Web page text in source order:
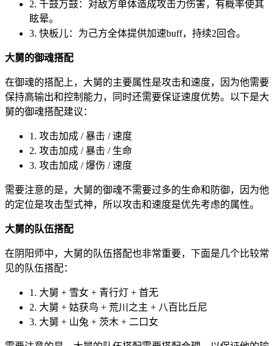
2. 千鼓万鼓：对敌方单体造成攻击力伤害，有概率使其
眩晕。
3. 快板儿：为己方全体提供加速buff，持续2回合。
大舅的御魂搭配
在御魂的搭配上，大舅的主要属性是攻击和速度，因为他需要
保持高输出和控制能力，同时还需要保证速度优势。以下是大
舅的御魂搭配建议：
1. 攻击加成 / 暴击 / 速度
2. 攻击加成 / 暴击 / 生命
3. 攻击加成 / 爆伤 / 速度
需要注意的是，大舅的御魂不需要过多的生命和防御，因为他
的定位是攻击型式神，所以攻击和速度是优先考虑的属性。
大舅的队伍搭配
在阴阳师中，大舅的队伍搭配也非常重要，下面是几个比较常
见的队伍搭配：
1. 大舅 + 雪女 + 青行灯 + 首无
2. 大舅 + 姑获鸟 + 荒川之主 + 八百比丘尼
3. 大舅 + 山兔 + 茨木 + 二口女